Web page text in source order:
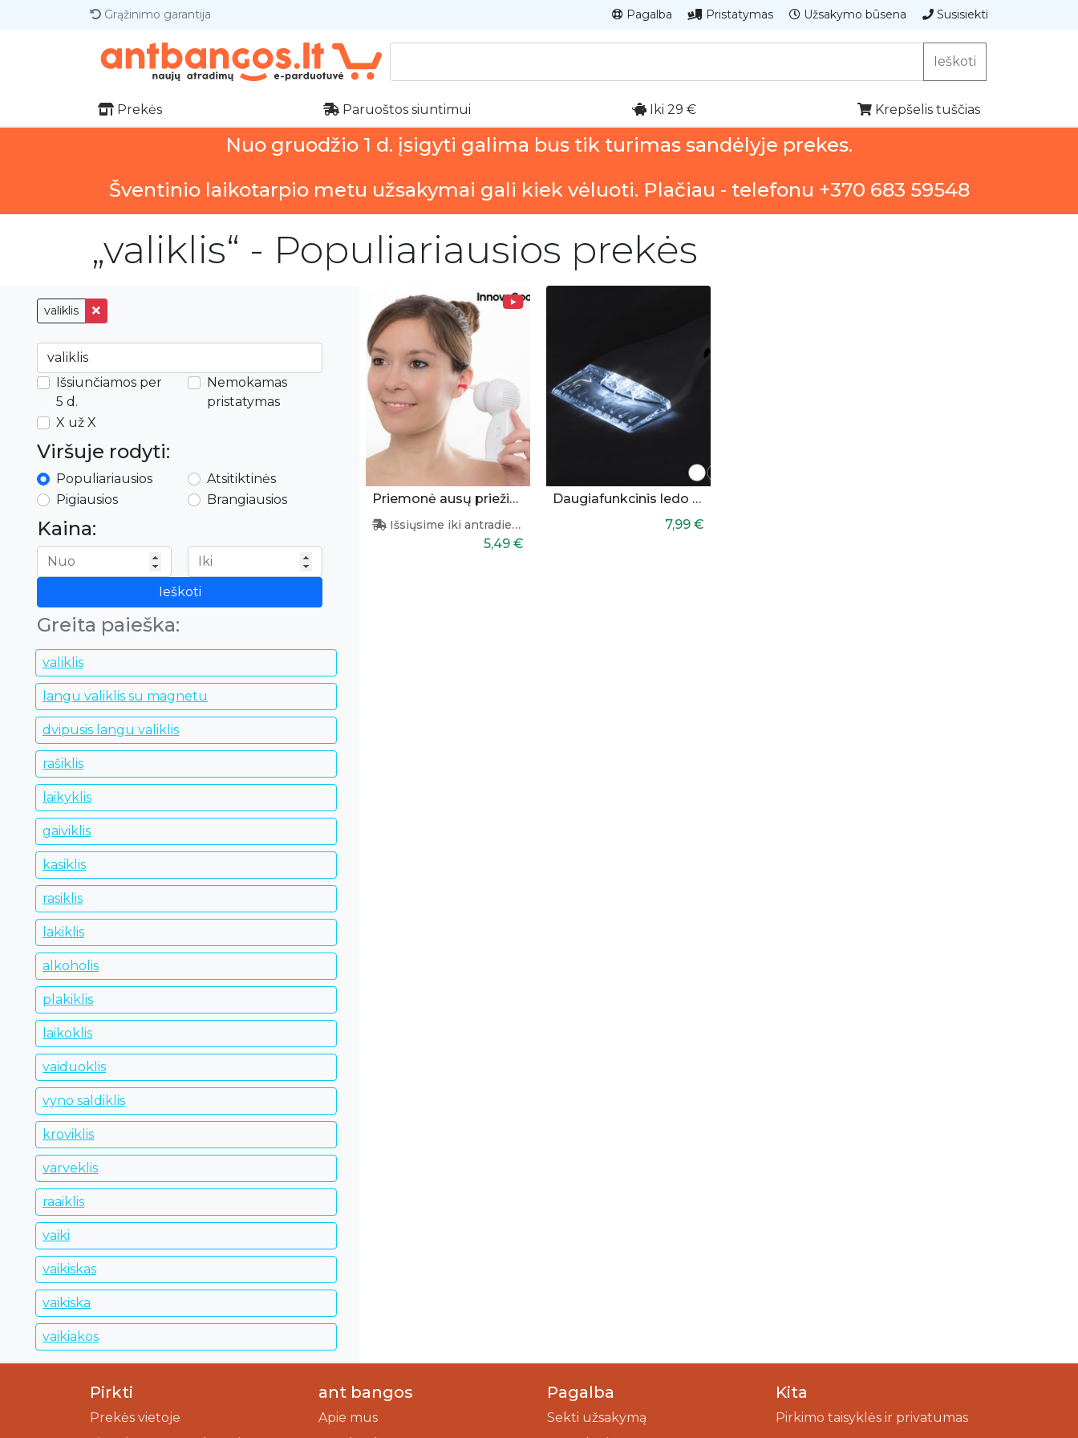
Grąžinimo garantija Pagalba Pristatymas Užsakymo būsena Susisiekti
Ieškoti
Prekės Paruoštos siuntimui Iki 29 € Krepšelis tuščias
Nuo gruodžio 1 d. įsigyti galima bus tik turimas sandėlyje prekes.
Šventinio laikotarpio metu užsakymai gali kiek vėluoti. Plačiau - telefonu +370 683 59548
„valiklis“ - Populiariausios prekės
valiklis
Išsiunčiamos per
5 d.
Nemokamas
pristatymas
X už X
Viršuje rodyti:
Populiariausios
Atsitiktinės
Pigiausios
Brangiausios
Kaina:
Ieškoti
Greita paieška:
valiklis
langu valiklis su magnetu
dvipusis langu valiklis
rašiklis
laikyklis
gaiviklis
kasiklis
rasiklis
lakiklis
alkoholis
plakiklis
laikoklis
vaiduoklis
vyno saldiklis
kroviklis
varveklis
raaiklis
vaiki
vaikiskas
vaikiska
vaikiakos
Priemonė ausų priežiūrai
Išsiųsime iki antradienio
5,49 €
Daugiafunkcinis ledo valiklis mašinai
7,99 €
Pirkti
Prekės vietoje
ant bangos
Apie mus
Pagalba
Sekti užsakymą
Kita
Pirkimo taisyklės ir privatumas